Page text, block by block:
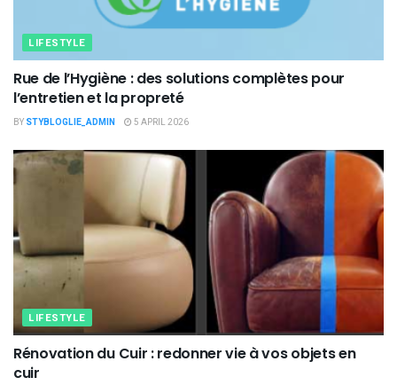
LIFESTYLE
Rue de l’Hygiène : des solutions complètes pour
l’entretien et la propreté
BY STYBLOGLIE_ADMIN 5 APRIL 2026
LIFESTYLE
Rénovation du Cuir : redonner vie à vos objets en
cuir